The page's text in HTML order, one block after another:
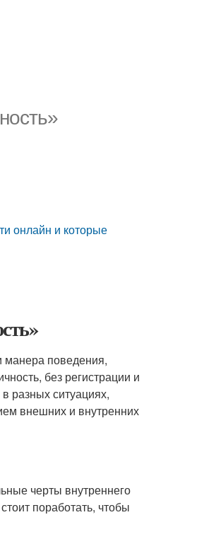
онлайн и которые
манера поведения,
без регистрации и
разных ситуациях,
внешних и внутренних
черты внутреннего
поработать, чтобы